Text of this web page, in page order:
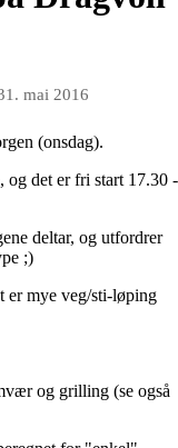
mai 2016
(onsdag).
og det er fri start 17.30 -
deltar, og utfordrer
;)
er mye veg/sti-løping
og grilling (se også